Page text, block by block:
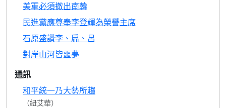
美軍必須撤出南韓
民進黨應尊奉李登輝為榮譽主席
石原盛讚李、扁、呂
對岸山河皆噩夢
通訊
和平統一乃大勢所趨
（紐艾華）